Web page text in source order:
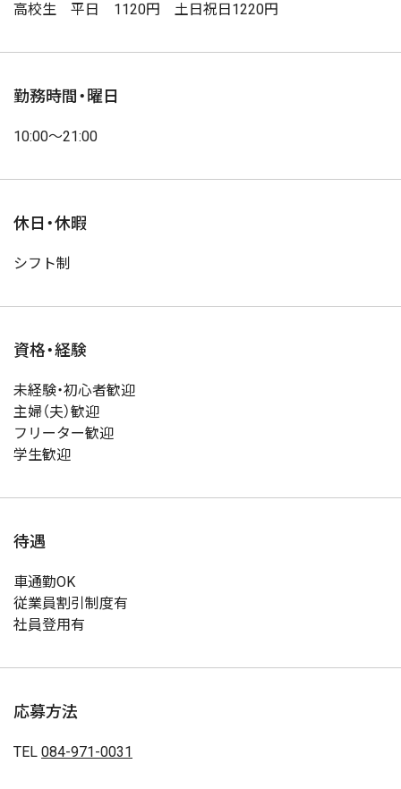
高校生 平日 1120円 土日祝日1220円
勤務時間・曜日
10:00〜21:00
休日・休暇
シフト制
資格・経験
未経験・初心者歓迎
主婦（夫）歓迎
フリーター歓迎
学生歓迎
待遇
車通勤OK
従業員割引制度有
社員登用有
応募方法
TEL 084-971-0031